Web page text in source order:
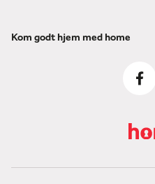
Kom godt hjem med home